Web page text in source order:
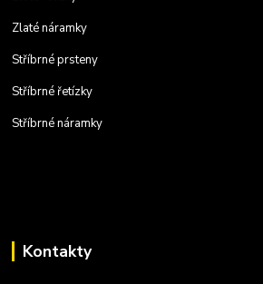
Zlaté náramky
Stříbrné prsteny
Stříbrné řetízky
Stříbrné náramky
Kontakty